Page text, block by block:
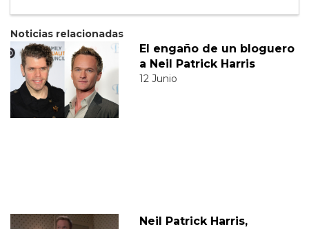
Noticias relacionadas
El engaño de un bloguero
a Neil Patrick Harris
12 Junio
Neil Patrick Harris,